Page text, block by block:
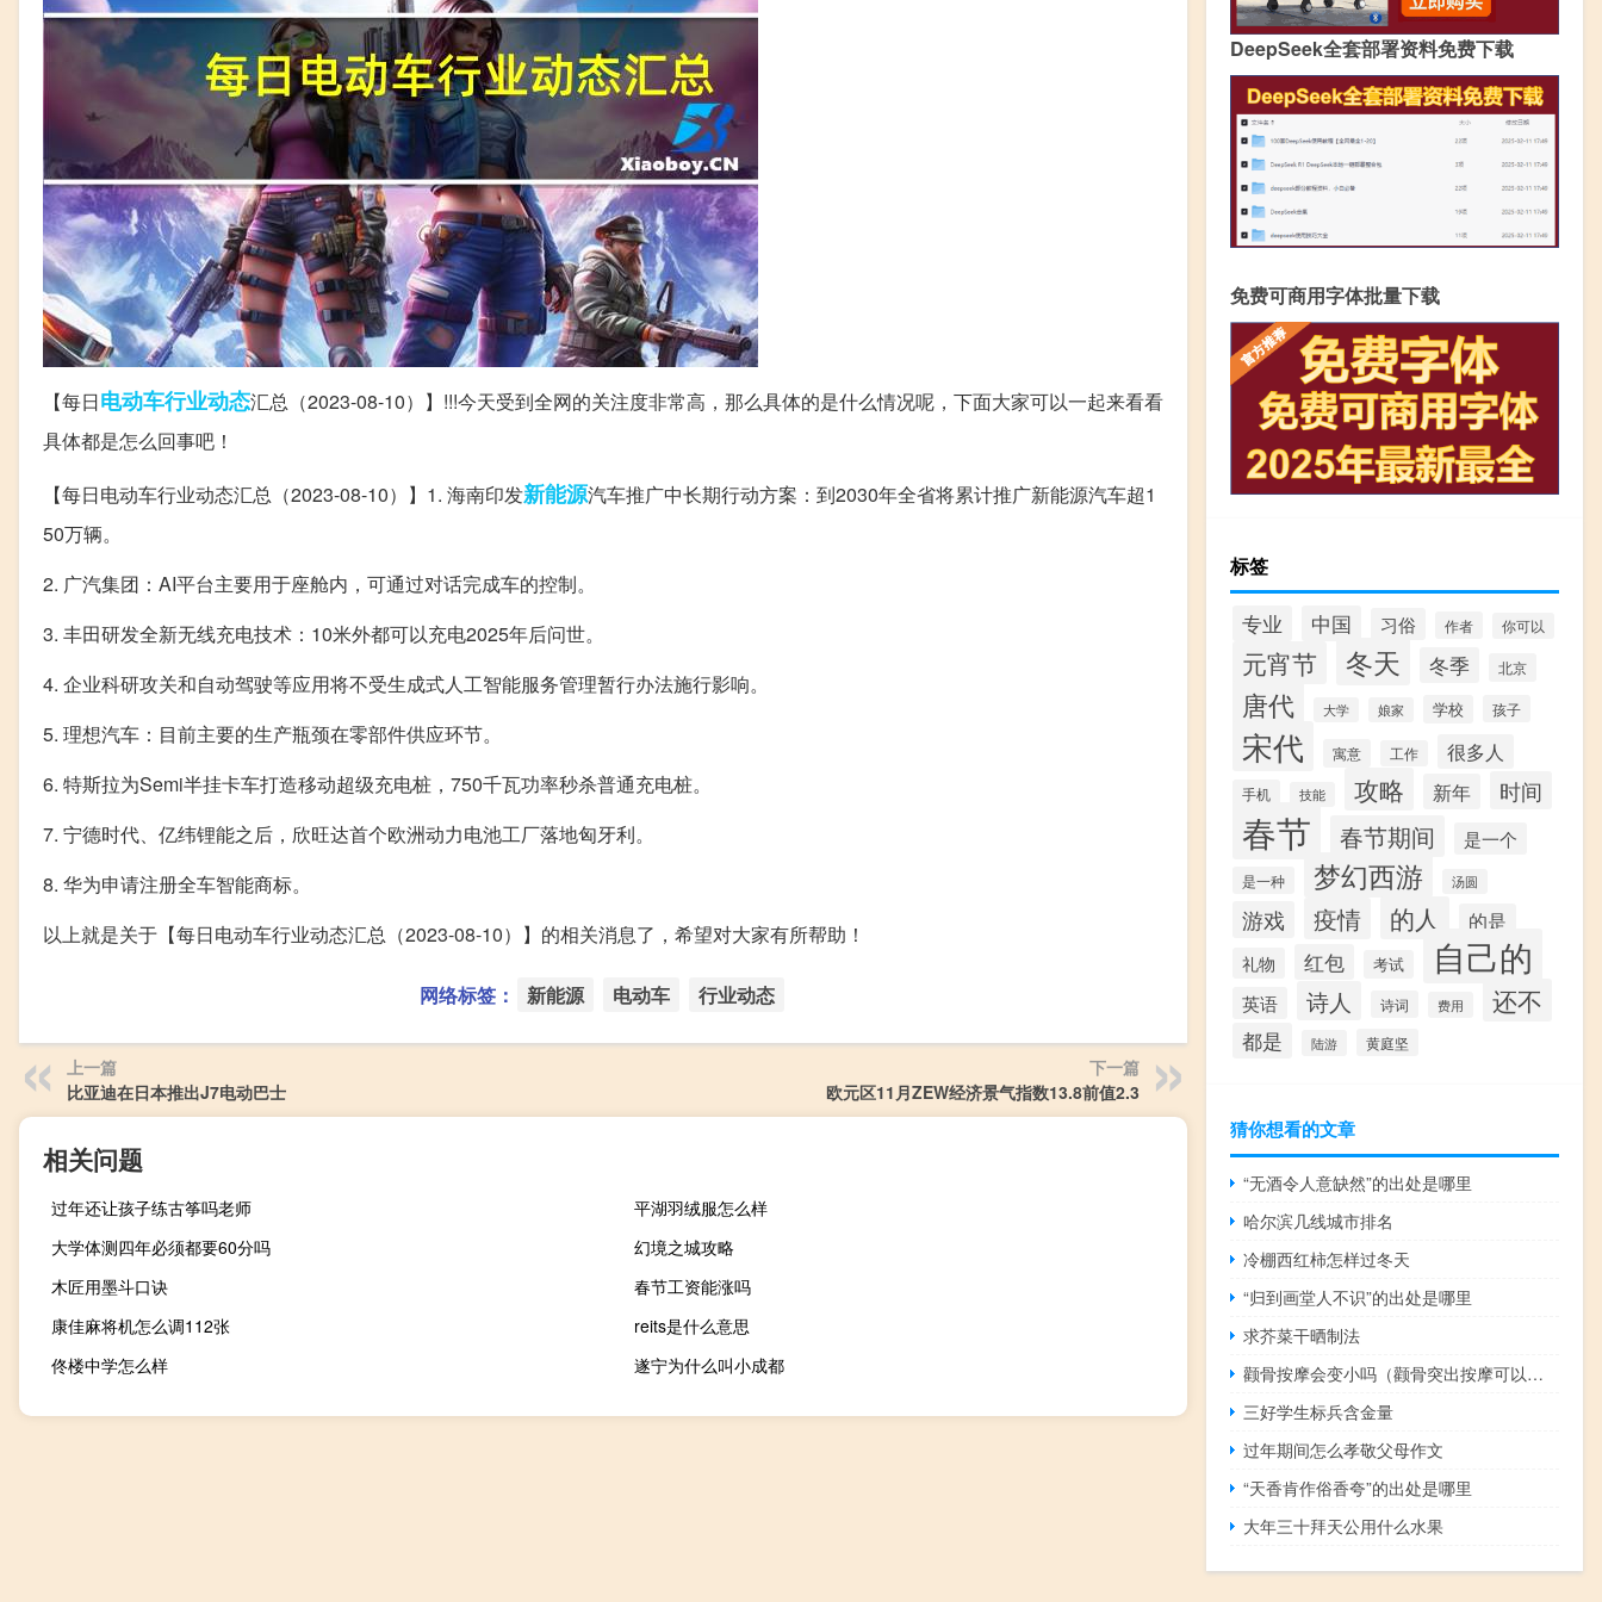
【每日电动车行业动态汇总（2023-08-10）】!!!今天受到全网的关注度非常高，那么具体的是什么情况呢，下面大家可以一起来看看
具体都是怎么回事吧！
【每日电动车行业动态汇总（2023-08-10）】1. 海南印发新能源汽车推广中长期行动方案：到2030年全省将累计推广新能源汽车超1
50万辆。
2. 广汽集团：AI平台主要用于座舱内，可通过对话完成车的控制。
3. 丰田研发全新无线充电技术：10米外都可以充电2025年后问世。
4. 企业科研攻关和自动驾驶等应用将不受生成式人工智能服务管理暂行办法施行影响。
5. 理想汽车：目前主要的生产瓶颈在零部件供应环节。
6. 特斯拉为Semi半挂卡车打造移动超级充电桩，750千瓦功率秒杀普通充电桩。
7. 宁德时代、亿纬锂能之后，欣旺达首个欧洲动力电池工厂落地匈牙利。
8. 华为申请注册全车智能商标。
以上就是关于【每日电动车行业动态汇总（2023-08-10）】的相关消息了，希望对大家有所帮助！
网络标签： 新能源 电动车 行业动态
上一篇
比亚迪在日本推出J7电动巴士
下一篇
欧元区11月ZEW经济景气指数13.8前值2.3
相关问题
过年还让孩子练古筝吗老师
平湖羽绒服怎么样
大学体测四年必须都要60分吗
幻境之城攻略
木匠用墨斗口诀
春节工资能涨吗
康佳麻将机怎么调112张
reits是什么意思
佟楼中学怎么样
遂宁为什么叫小成都
DeepSeek全套部署资料免费下载
免费可商用字体批量下载
标签
专业 中国 习俗 作者 你可以
元宵节 冬天 冬季 北京
唐代 大学 娘家 学校 孩子
宋代 寓意 工作 很多人
手机 技能 攻略 新年 时间
春节 春节期间 是一个
是一种 梦幻西游 汤圆
游戏 疫情 的人 的是
礼物 红包 考试 自己的
英语 诗人 诗词 费用 还不
都是 陆游 黄庭坚
猜你想看的文章
“无酒令人意缺然”的出处是哪里
哈尔滨几线城市排名
冷棚西红柿怎样过冬天
“归到画堂人不识”的出处是哪里
求芥菜干晒制法
颧骨按摩会变小吗（颧骨突出按摩可以变小吗）
三好学生标兵含金量
过年期间怎么孝敬父母作文
“天香肯作俗香夸”的出处是哪里
大年三十拜天公用什么水果